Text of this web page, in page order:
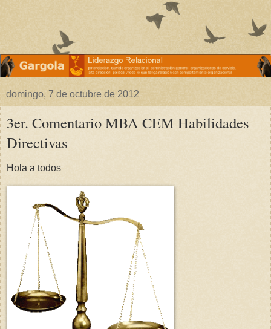
domingo, 7 de octubre de 2012
3er. Comentario MBA CEM Habilidades
Directivas
Hola a todos